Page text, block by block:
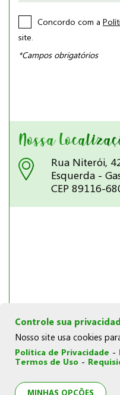
Concordo com a
site.
*Campos obrigatórios
Nossa
Rua Niterói,
Esquerda -
CEP 89116-
© Copyright 2026 |
de
Controle sua
Nosso site usa cookies
Política de Privacidade -
Termos de Uso -
MINHAS OPÇÕES